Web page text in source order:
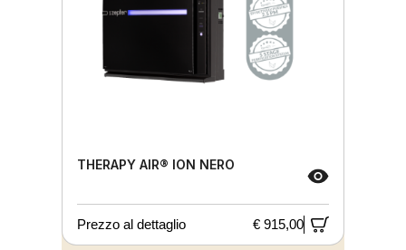
THERAPY AIR® ION NERO
Prezzo al dettaglio € 915,00